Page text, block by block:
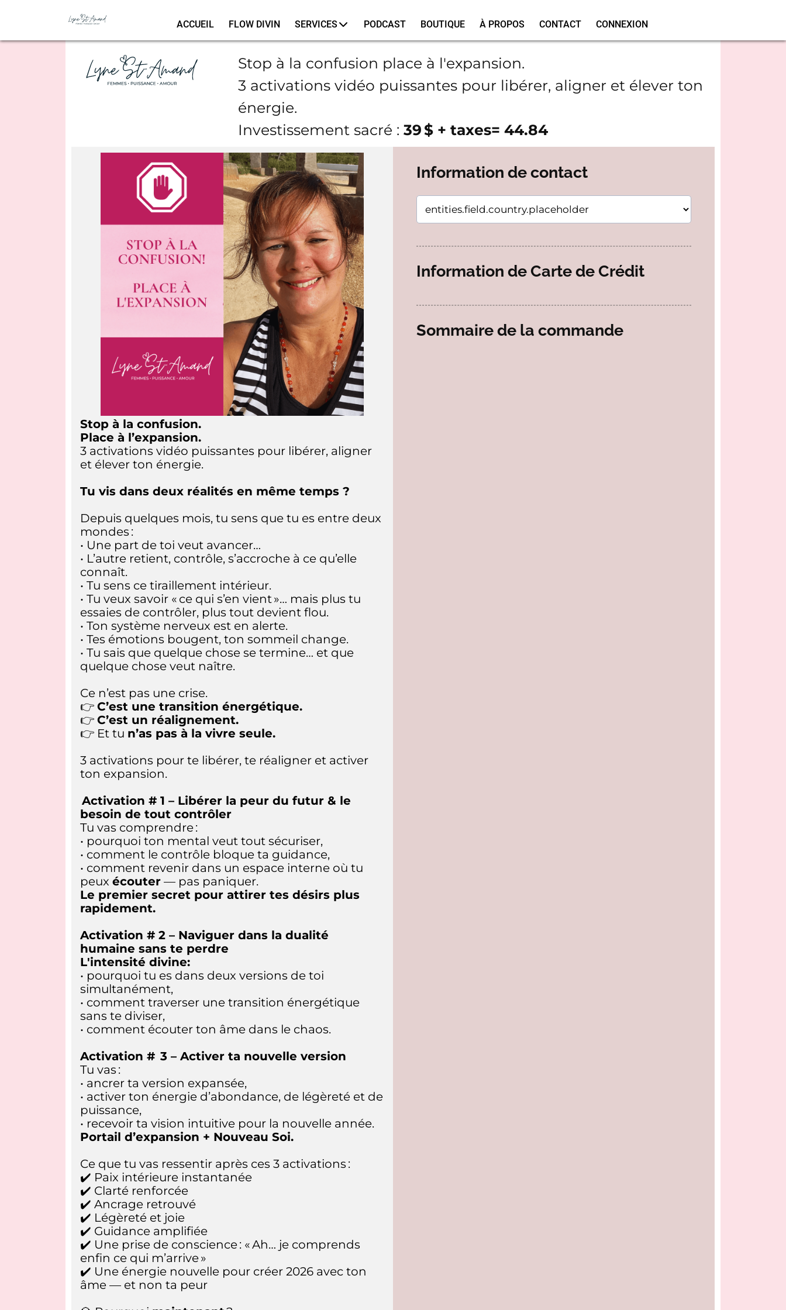
ACCUEIL FLOW DIVIN SERVICES PODCAST BOUTIQUE À PROPOS CONTACT CONNEXION
Stop à la confusion place à l'expansion.
3 activations vidéo puissantes pour libérer, aligner et élever ton
énergie.
Investissement sacré : 39 $ + taxes= 44.84
Stop à la confusion.
Place à l’expansion.
3 activations vidéo puissantes pour libérer, aligner
et élever ton énergie.
Tu vis dans deux réalités en même temps ?
Depuis quelques mois, tu sens que tu es entre deux
mondes :
• Une part de toi veut avancer…
• L’autre retient, contrôle, s’accroche à ce qu’elle
connaît.
• Tu sens ce tiraillement intérieur.
• Tu veux savoir « ce qui s’en vient »… mais plus tu
essaies de contrôler, plus tout devient flou.
• Ton système nerveux est en alerte.
• Tes émotions bougent, ton sommeil change.
• Tu sais que quelque chose se termine… et que
quelque chose veut naître.
Ce n’est pas une crise.
👉 C’est une transition énergétique.
👉 C’est un réalignement.
👉 Et tu n’as pas à la vivre seule.
3 activations pour te libérer, te réaligner et activer
ton expansion.
Activation # 1 – Libérer la peur du futur & le
besoin de tout contrôler
Tu vas comprendre :
• pourquoi ton mental veut tout sécuriser,
• comment le contrôle bloque ta guidance,
• comment revenir dans un espace interne où tu
peux écouter — pas paniquer.
Le premier secret pour attirer tes désirs plus
rapidement.
Activation # 2 – Naviguer dans la dualité
humaine sans te perdre
L'intensité divine:
• pourquoi tu es dans deux versions de toi
simultanément,
• comment traverser une transition énergétique
sans te diviser,
• comment écouter ton âme dans le chaos.
Activation # 3 – Activer ta nouvelle version
Tu vas :
• ancrer ta version expansée,
• activer ton énergie d’abondance, de légèreté et de
puissance,
• recevoir ta vision intuitive pour la nouvelle année.
Portail d’expansion + Nouveau Soi.
Ce que tu vas ressentir après ces 3 activations :
✔️ Paix intérieure instantanée
✔️ Clarté renforcée
✔️ Ancrage retrouvé
✔️ Légèreté et joie
✔️ Guidance amplifiée
✔️ Une prise de conscience : « Ah… je comprends
enfin ce qui m’arrive »
✔️ Une énergie nouvelle pour créer 2026 avec ton
âme — et non ta peur
Information de contact
Information de Carte de Crédit
Sommaire de la commande